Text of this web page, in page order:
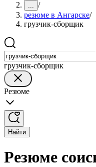
... /
резюме в Ангарске/
грузчик-сборщик
грузчик-сборщик
Резюме
Найти
Резюме